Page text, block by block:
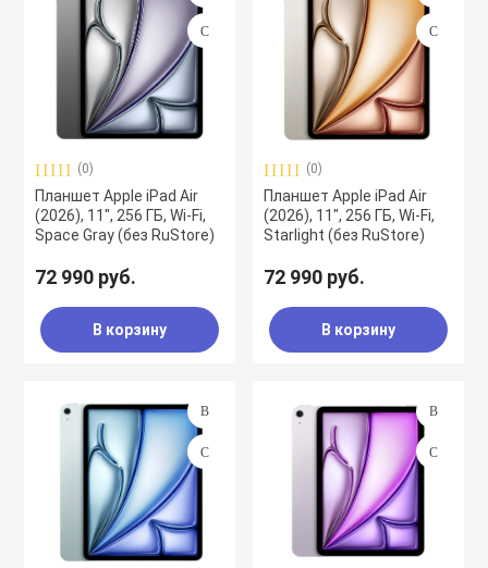
(0)
Планшет Apple iPad Air
(2026), 11", 256 ГБ, Wi-Fi,
Space Gray (без RuStore)
72 990 руб.
В корзину
(0)
Планшет Apple iPad Air
(2026), 11", 256 ГБ, Wi-Fi,
Starlight (без RuStore)
72 990 руб.
В корзину